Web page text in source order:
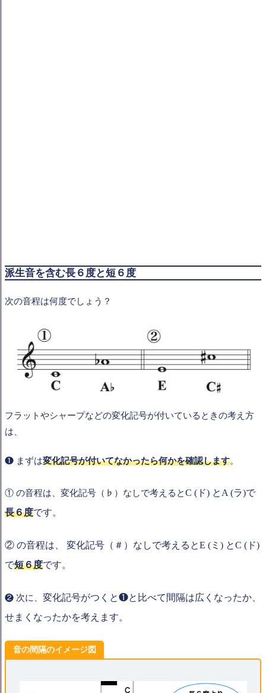
派生音を含む長６度と短６度
次の音程は何度でしょう？
フラットやシャープなどの変化記号が付いているときの考え方
は、
❶ まずは変化記号が付いてなかったら何かを確認します。
① の音程は、変化記号（♭）なしで考えるとC (ド) とA (ラ)で
長６度です。
② の音程は、 変化記号（＃）なしで考えるとE (ミ) とC (ド)
で短６度です。
❷ 次に、 変化記号がつくと❶と比べて間隔は広くなったか、
せまくなったかを考えます。
音の間隔のイメージ図